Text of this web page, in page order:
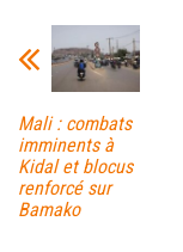
Mali : combats
imminents à
Kidal et blocus
renforcé sur
Bamako